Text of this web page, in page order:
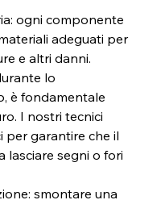
adeguati per
e altri danni.
è fondamentale
I nostri tecnici
per garantire che il
lasciare segni o fori